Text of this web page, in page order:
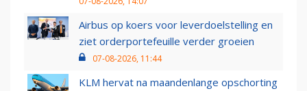
Airbus op koers voor leverdoelstelling en
ziet orderportefeuille verder groeien
07-08-2026, 11:44
KLM hervat na maandenlange opschorting